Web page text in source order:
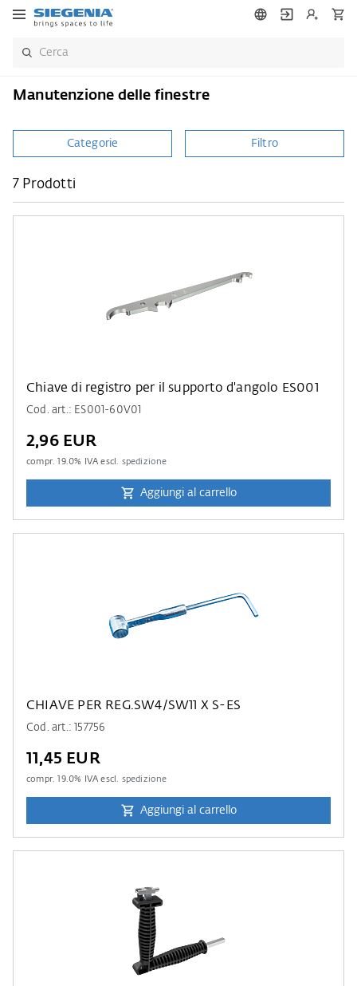
Manutenzione delle finestre
Categorie Filtro
7 Prodotti
Chiave di registro per il supporto d'angolo ES001
Cod. art.: ES001-60V01
2,96 EUR
compr.19.0% IVA escl. spedizione
Aggiungi al carrello
CHIAVE PER REG.SW4/SW11 X S-ES
Cod. art.: 157756
11,45 EUR
compr.19.0% IVA escl. spedizione
Aggiungi al carrello